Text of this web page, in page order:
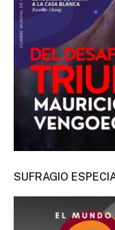
SUFRAGIO